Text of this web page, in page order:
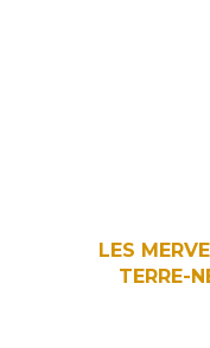
LES
TERRE-